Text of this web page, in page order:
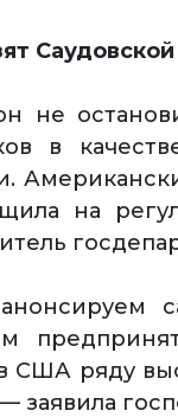
не
в
на
США ряду
заявила